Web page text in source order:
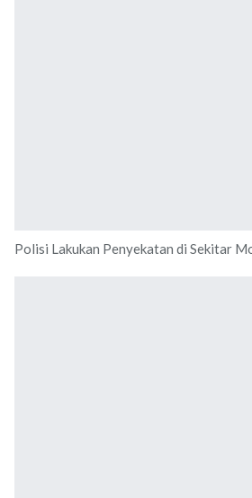
Polisi Lakukan Penyekatan di Sekitar